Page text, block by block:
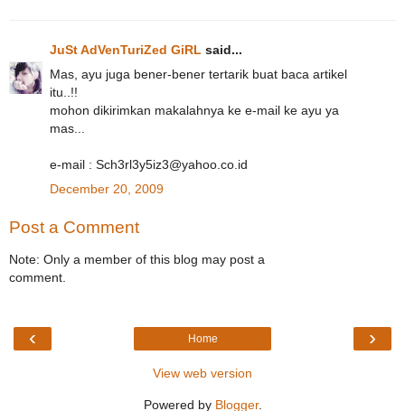
JuSt AdVenTuriZed GiRL said...
Mas, ayu juga bener-bener tertarik buat baca artikel
itu..!!
mohon dikirimkan makalahnya ke e-mail ke ayu ya
mas...
e-mail : Sch3rl3y5iz3@yahoo.co.id
December 20, 2009
Post a Comment
Note: Only a member of this blog may post a
comment.
‹ ›
Home
View web version
Powered by Blogger.